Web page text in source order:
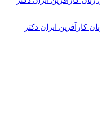
کارآفرین ایران دکتر